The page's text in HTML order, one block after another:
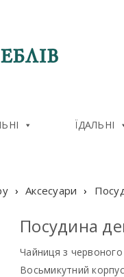
ЇДАЛЬНІ
› Аксесуари ›
Посудина
Чайниця з
Восьмикутний